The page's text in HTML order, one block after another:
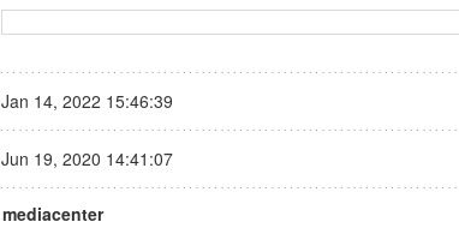
Jan 14, 2022 15:46:39
Jun 19, 2020 14:41:07
mediacenter